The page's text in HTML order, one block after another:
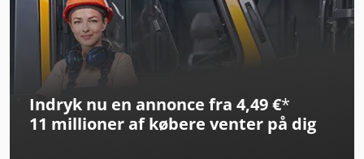
Linde E25L
Linde E30
Linde E60
Linde H14D
Indryk nu en annonce fra 4,49 €*
11 millioner af købere venter på dig